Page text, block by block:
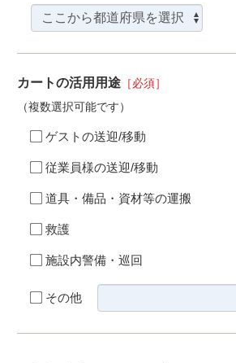
カートの活用用途［必須］
（複数選択可能です）
ゲストの送迎/移動
従業員様の送迎/移動
道具・備品・資材等の運搬
救護
施設内警備・巡回
その他